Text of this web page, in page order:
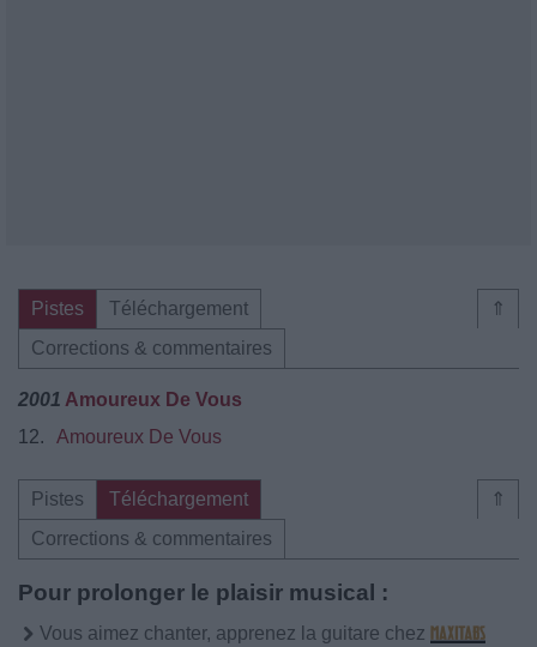
⇑
Pistes
Téléchargement
Corrections & commentaires
2001 Amoureux De Vous
12.
Amoureux De Vous
⇑
Pistes
Téléchargement
Corrections & commentaires
Pour prolonger le plaisir musical :
Vous aimez chanter, apprenez la guitare chez